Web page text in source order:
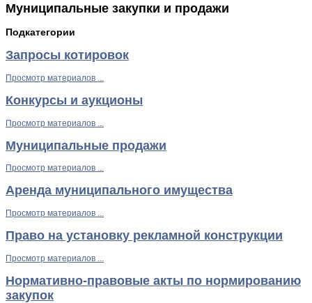
Муниципальные закупки и продажи
Подкатегории
Запросы котировок
Просмотр материалов ...
Конкурсы и аукционы
Просмотр материалов ...
Муниципальные продажи
Просмотр материалов ...
Аренда муниципального имущества
Просмотр материалов ...
Право на установку рекламной конструкции
Просмотр материалов ...
Нормативно-правовые акты по нормированию
закупок